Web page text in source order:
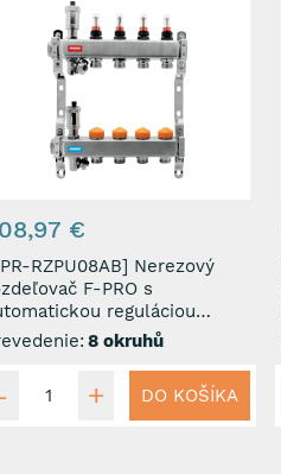
€
RZPU08AB] Nerezový
F-PRO s
reguláciou
8 okruhov
8 okruhů
DO KOŠÍKA